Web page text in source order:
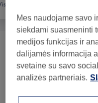
paslaugos
Masažai (12)
Mūsų darbai
Norėdami peržiūrėti
Mes naudojame savo
siekdami suasmeninti
medijos funkcijas ir
dalijamės informacija
svetaine su savo
analizės partneriais.